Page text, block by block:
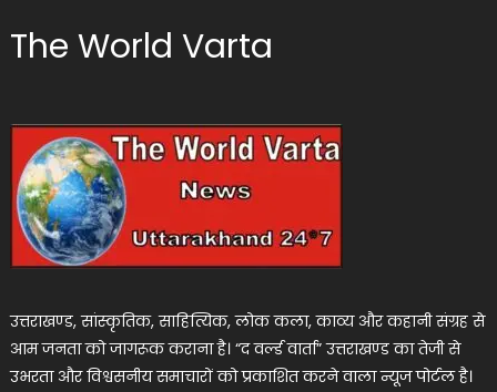
The World Varta
उत्तराखण्ड, सांस्कृतिक, साहित्यिक, लोक कला, काव्य और कहानी संग्रह से
आम जनता को जागरूक कराना है। “द वर्ल्ड वार्ता” उत्तराखण्ड का तेजी से
उभरता और विश्वसनीय समाचारों को प्रकाशित करने वाला न्यूज पोर्टल है।